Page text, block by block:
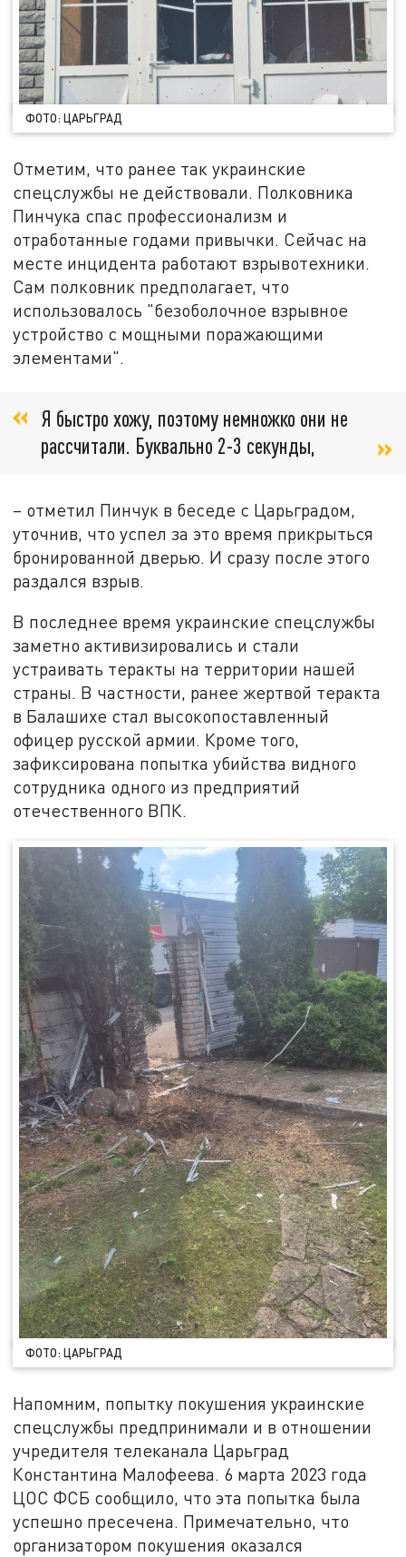
ФОТО: ЦАРЬГРАД
Отметим, что ранее так украинские
спецслужбы не действовали. Полковника
Пинчука спас профессионализм и
отработанные годами привычки. Сейчас на
месте инцидента работают взрывотехники.
Сам полковник предполагает, что
использовалось "безоболочное взрывное
устройство с мощными поражающими
элементами".
Я быстро хожу, поэтому немножко они не
рассчитали. Буквально 2-3 секунды,
– отметил Пинчук в беседе с Царьградом,
уточнив, что успел за это время прикрыться
бронированной дверью. И сразу после этого
раздался взрыв.
В последнее время украинские спецслужбы
заметно активизировались и стали
устраивать теракты на территории нашей
страны. В частности, ранее жертвой теракта
в Балашихе стал высокопоставленный
офицер русской армии. Кроме того,
зафиксирована попытка убийства видного
сотрудника одного из предприятий
отечественного ВПК.
ФОТО: ЦАРЬГРАД
Напомним, попытку покушения украинские
спецслужбы предпринимали и в отношении
учредителя телеканала Царьград
Константина Малофеева. 6 марта 2023 года
ЦОС ФСБ сообщило, что эта попытка была
успешно пресечена. Примечательно, что
организатором покушения оказался